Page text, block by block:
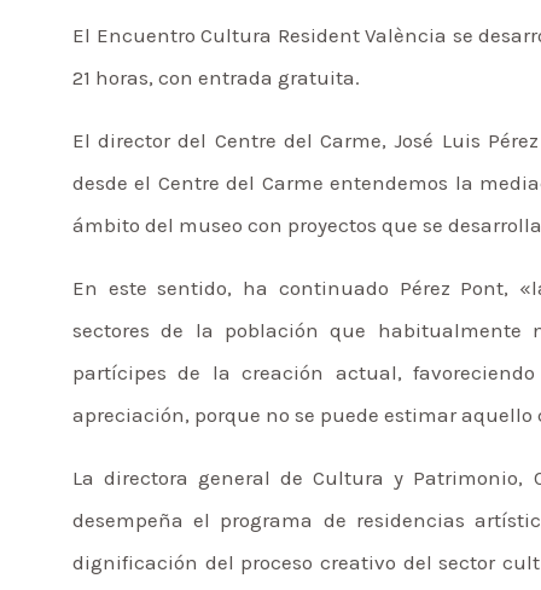
El Encuentro Cultura Resident València se
21 horas, con entrada gratuita.
El director del Centre del Carme, José Luis
desde el Centre del Carme entendemos la
ámbito del museo con proyectos que se
En este sentido, ha continuado Pérez Pont,
sectores de la población que
partícipes de la creación actual,
apreciación, porque no se puede estimar aquello
La directora general de Cultura y Patrimonio,
desempeña el programa de residencias
dignificación del proceso creativo del sector